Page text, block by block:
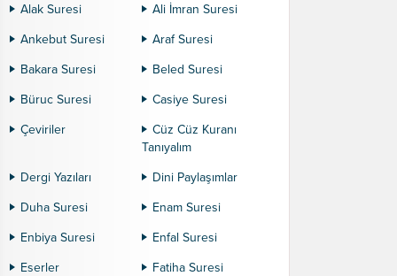
Alak Suresi
Ali İmran Suresi
Ankebut Suresi
Araf Suresi
Bakara Suresi
Beled Suresi
Büruc Suresi
Casiye Suresi
Çeviriler
Cüz Cüz Kuranı
Tanıyalım
Dergi Yazıları
Dini Paylaşımlar
Duha Suresi
Enam Suresi
Enbiya Suresi
Enfal Suresi
Eserler
Fatiha Suresi